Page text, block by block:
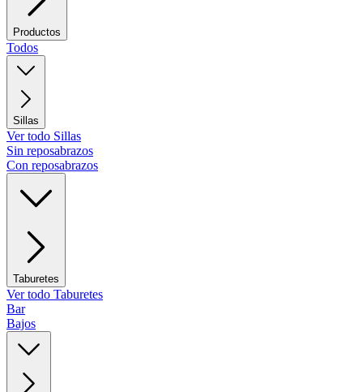
Productos
Todos
Sillas
Ver todo Sillas
Sin reposabrazos
Con reposabrazos
Taburetes
Ver todo Taburetes
Bar
Bajos